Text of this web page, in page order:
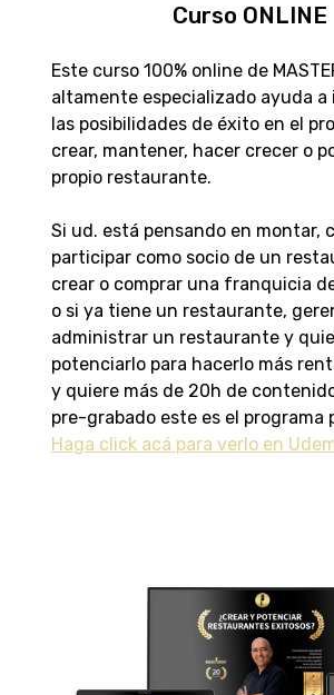
Curso ONLINE
Este curso 100% online de
altamente especializado ayuda
las posibilidades de éxito en el
crear, mantener, hacer crecer o
propio restaurante.
Si ud. está pensando en montar,
participar como socio de un
crear o comprar una franquicia
o si ya tiene un restaurante,
administrar un restaurante y
potenciarlo para hacerlo más
y quiere más de 20h de
pre-grabado este es el programa
Haga click acá para verlo en